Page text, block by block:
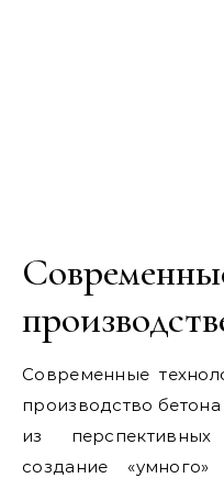
Современные
производство
из
создание